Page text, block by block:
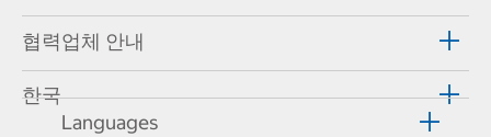
협력업체 안내
한국
Languages